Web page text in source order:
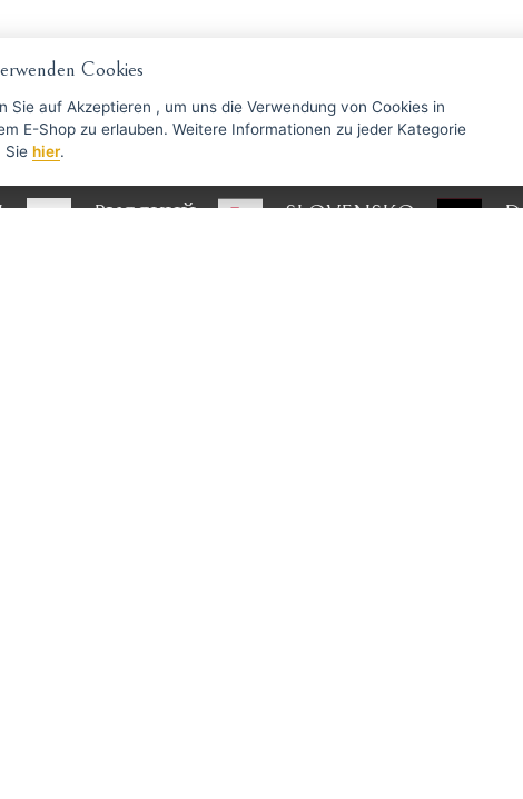
Angebote rechtzeitig ...
Wir senden
PУССКИЙ SLOVENSKO
Cookies
Sie auf Akzeptieren , um uns die Verwendung von Cookies in
zu erlauben. Weitere Informationen zu jeder Kategorie
Sie hier.